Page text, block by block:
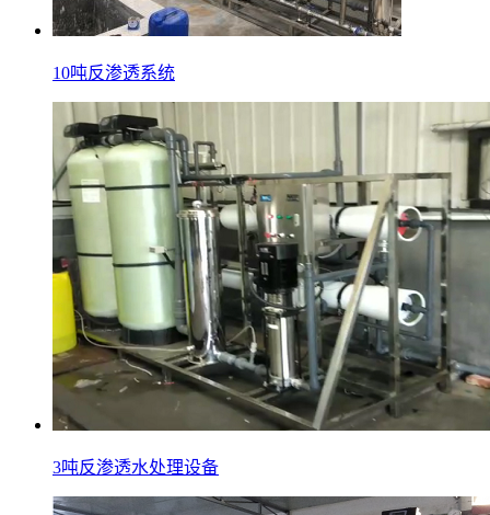
10吨反渗透系统
3吨反渗透水处理设备